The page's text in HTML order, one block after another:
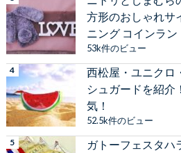
方形のおしゃれサ
ニング コインラ
53k件のビュー
西松屋・ユニクロ
シュガードを紹介
気！
52.5k件のビュー
ガトーフェスタハ